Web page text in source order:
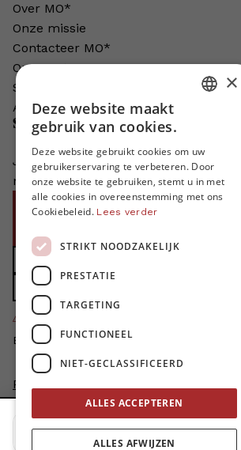
Over MO*
Onze missie
Contacteer MO*
Onze auteurs
Schrijven voor MO*?
Adverteren in MO*
Steun MO*
Je helpt ons groeien. MO* bestaat
niet zonder jouw steun!
Doe een gift
Zet MO* in uw testament
4424
Bedankt voor jullie steun!
Privacybeleid
Disclaimer
AI Charter
Cookievoorkeuren aanpassen
Voeg MO* toe aan je beginscherm
ENGLISH
×
Deze website maakt
gebruik van cookies.
Deze website gebruikt cookies om uw
gebruikerservaring te verbeteren. Door
onze website te gebruiken, stemt u in met
alle cookies in overeenstemming met ons
Cookiebeleid. Lees verder
STRIKT NOODZAKELIJK
PRESTATIE
TARGETING
FUNCTIONEEL
NIET-GECLASSIFICEERD
ALLES ACCEPTEREN
ALLES AFWIJZEN